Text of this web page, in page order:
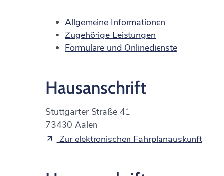
Allgemeine Informationen
Zugehörige Leistungen
Formulare und Onlinedienste
Hausanschrift
Stuttgarter Straße 41
73430 Aalen
Zur elektronischen Fahrplanauskunft